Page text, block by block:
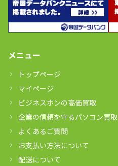
メニュー
トップページ
マイページ
ビジネスホンの高価買取
企業の信頼を守るパソコン買取
よくあるご質問
お支払い方法について
配送について